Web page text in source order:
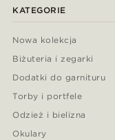
KATEGORIE
Nowa kolekcja
Biżuteria i zegarki
Dodatki do garnituru
Torby i portfele
Odzież i bielizna
Okulary